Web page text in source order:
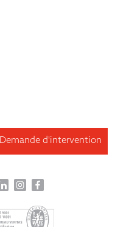
Demande d'intervention